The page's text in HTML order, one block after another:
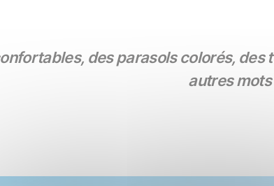
des parasols colorés,
autres